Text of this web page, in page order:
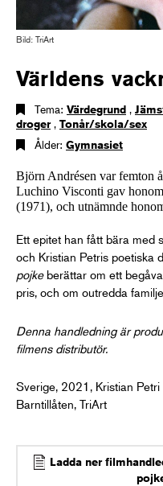
Bild: TriArt
Världens
Tema: Värdegrund ,
droger, Tonår/skola/sex
Ålder: Gymnasiet
Björn Andrésen var femton
Luchino Visconti gav
(1971), och utnämnde
Ett epitet han fått bära med
och Kristian Petris poetiska
pojkeberättar om ett
pris, och om outredda
Denna handledning är
filmens distributör.
Sverige, 2021, Kristian
Barntillåten, TriArt
Ladda ner